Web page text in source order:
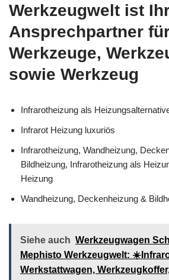
Werkzeugwelt ist
Ansprechpartner
Werkzeuge,
sowie Werkzeug
Infrarotheizung als
Infrarot Heizung luxuriös
Infrarotheizung, Wandheizung,
Bildheizung, Infrarotheizung als
Heizung
Wandheizung, Deckenheizung &
Siehe auch Werkzeugwagen
Mephisto Werkzeugwelt:
Werkstattwagen,